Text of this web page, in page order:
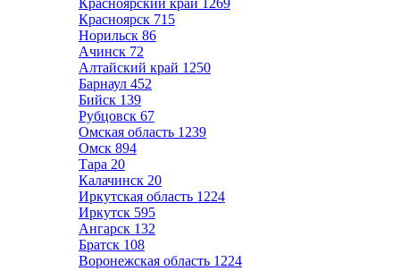
Красноярский край
1269
Красноярск 715
Норильск 86
Ачинск 72
Алтайский край 1250
Барнаул 452
Бийск 139
Рубцовск 67
Омская область 1239
Омск 894
Тара 20
Калачинск 20
Иркутская область 1224
Иркутск 595
Ангарск 132
Братск 108
Воронежская область 1224